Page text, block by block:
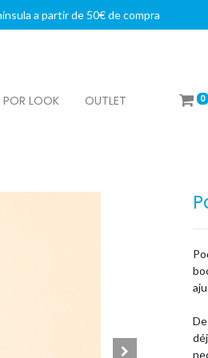
a partir de 50€ de compra
LOOK OUTLET 0